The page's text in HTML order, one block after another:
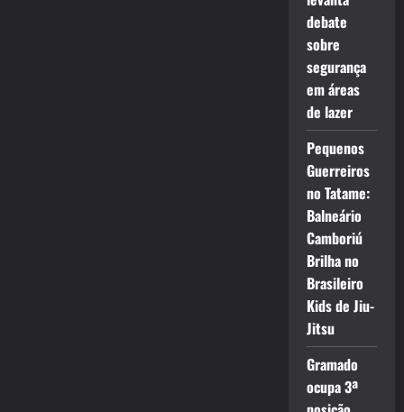
debate
sobre
segurança
em áreas
de lazer
Pequenos
Guerreiros
no Tatame:
Balneário
Camboriú
Brilha no
Brasileiro
Kids de Jiu-
Jitsu
Gramado
ocupa 3ª